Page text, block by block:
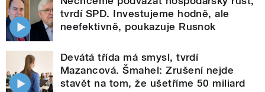
tvrdí SPD. Investujeme hodně, ale
neefektivně, poukazuje Rusnok
Devátá třída má smysl, tvrdí
Mazancová. Šmahel: Zrušení nejde
stavět na tom, že ušetříme 50 miliard